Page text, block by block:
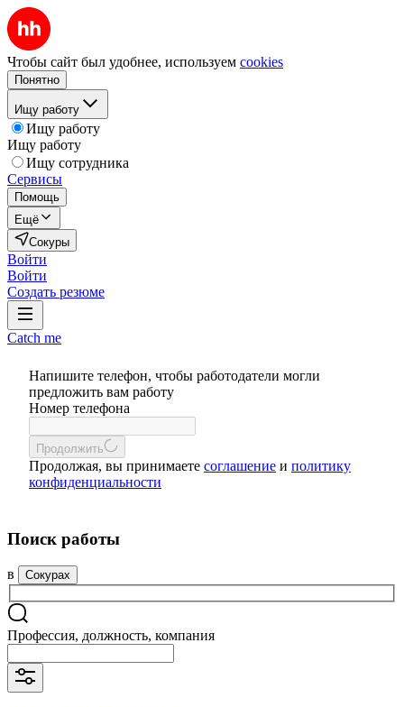
Чтобы сайт был удобнее, используем cookies
Понятно
Ищу работу
Ищу работу
Ищу работу
Ищу сотрудника
Сервисы
Помощь
Ещё
Сокуры
Войти
Войти
Создать резюме
Catch me
Напишите телефон, чтобы работодатели могли
предложить вам работу
Номер телефона
Продолжить
Продолжая, вы принимаете соглашение и политику
конфиденциальности
Поиск работы
в Сокурах
Профессия, должность, компания